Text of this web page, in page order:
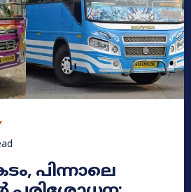
പിന്നാലെ